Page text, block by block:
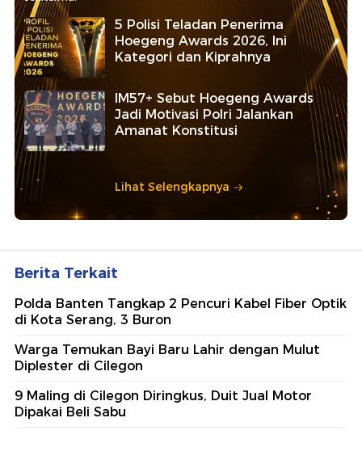
5 Polisi Teladan Penerima
Hoegeng Awards 2026, Ini
Kategori dan Kiprahnya
IM57+ Sebut Hoegeng Awards
Jadi Motivasi Polri Jalankan
Amanat Konstitusi
Lihat Selengkapnya
Berita Terkait
Polda Banten Tangkap 2 Pencuri Kabel Fiber Optik
di Kota Serang, 3 Buron
Warga Temukan Bayi Baru Lahir dengan Mulut
Diplester di Cilegon
9 Maling di Cilegon Diringkus, Duit Jual Motor
Dipakai Beli Sabu